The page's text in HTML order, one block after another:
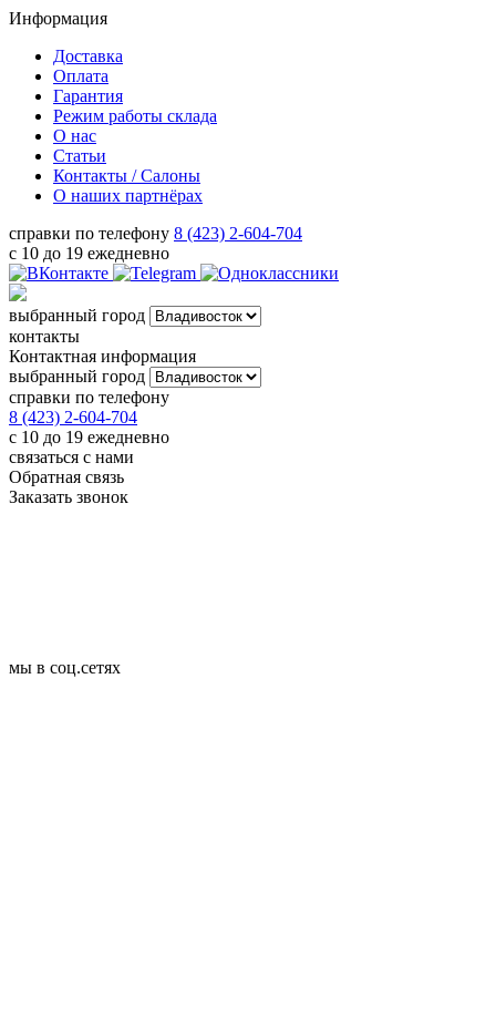
Информация
Доставка
Оплата
Гарантия
Режим работы склада
О нас
Статьи
Контакты / Салоны
О наших партнёрах
справки по телефону 8 (423) 2-604-704
с 10 до 19 ежедневно
выбранный город
контакты
Контактная информация
выбранный город
справки по телефону
8 (423) 2-604-704
с 10 до 19 ежедневно
связаться с нами
Обратная связь
Заказать звонок
мы в соц.сетях